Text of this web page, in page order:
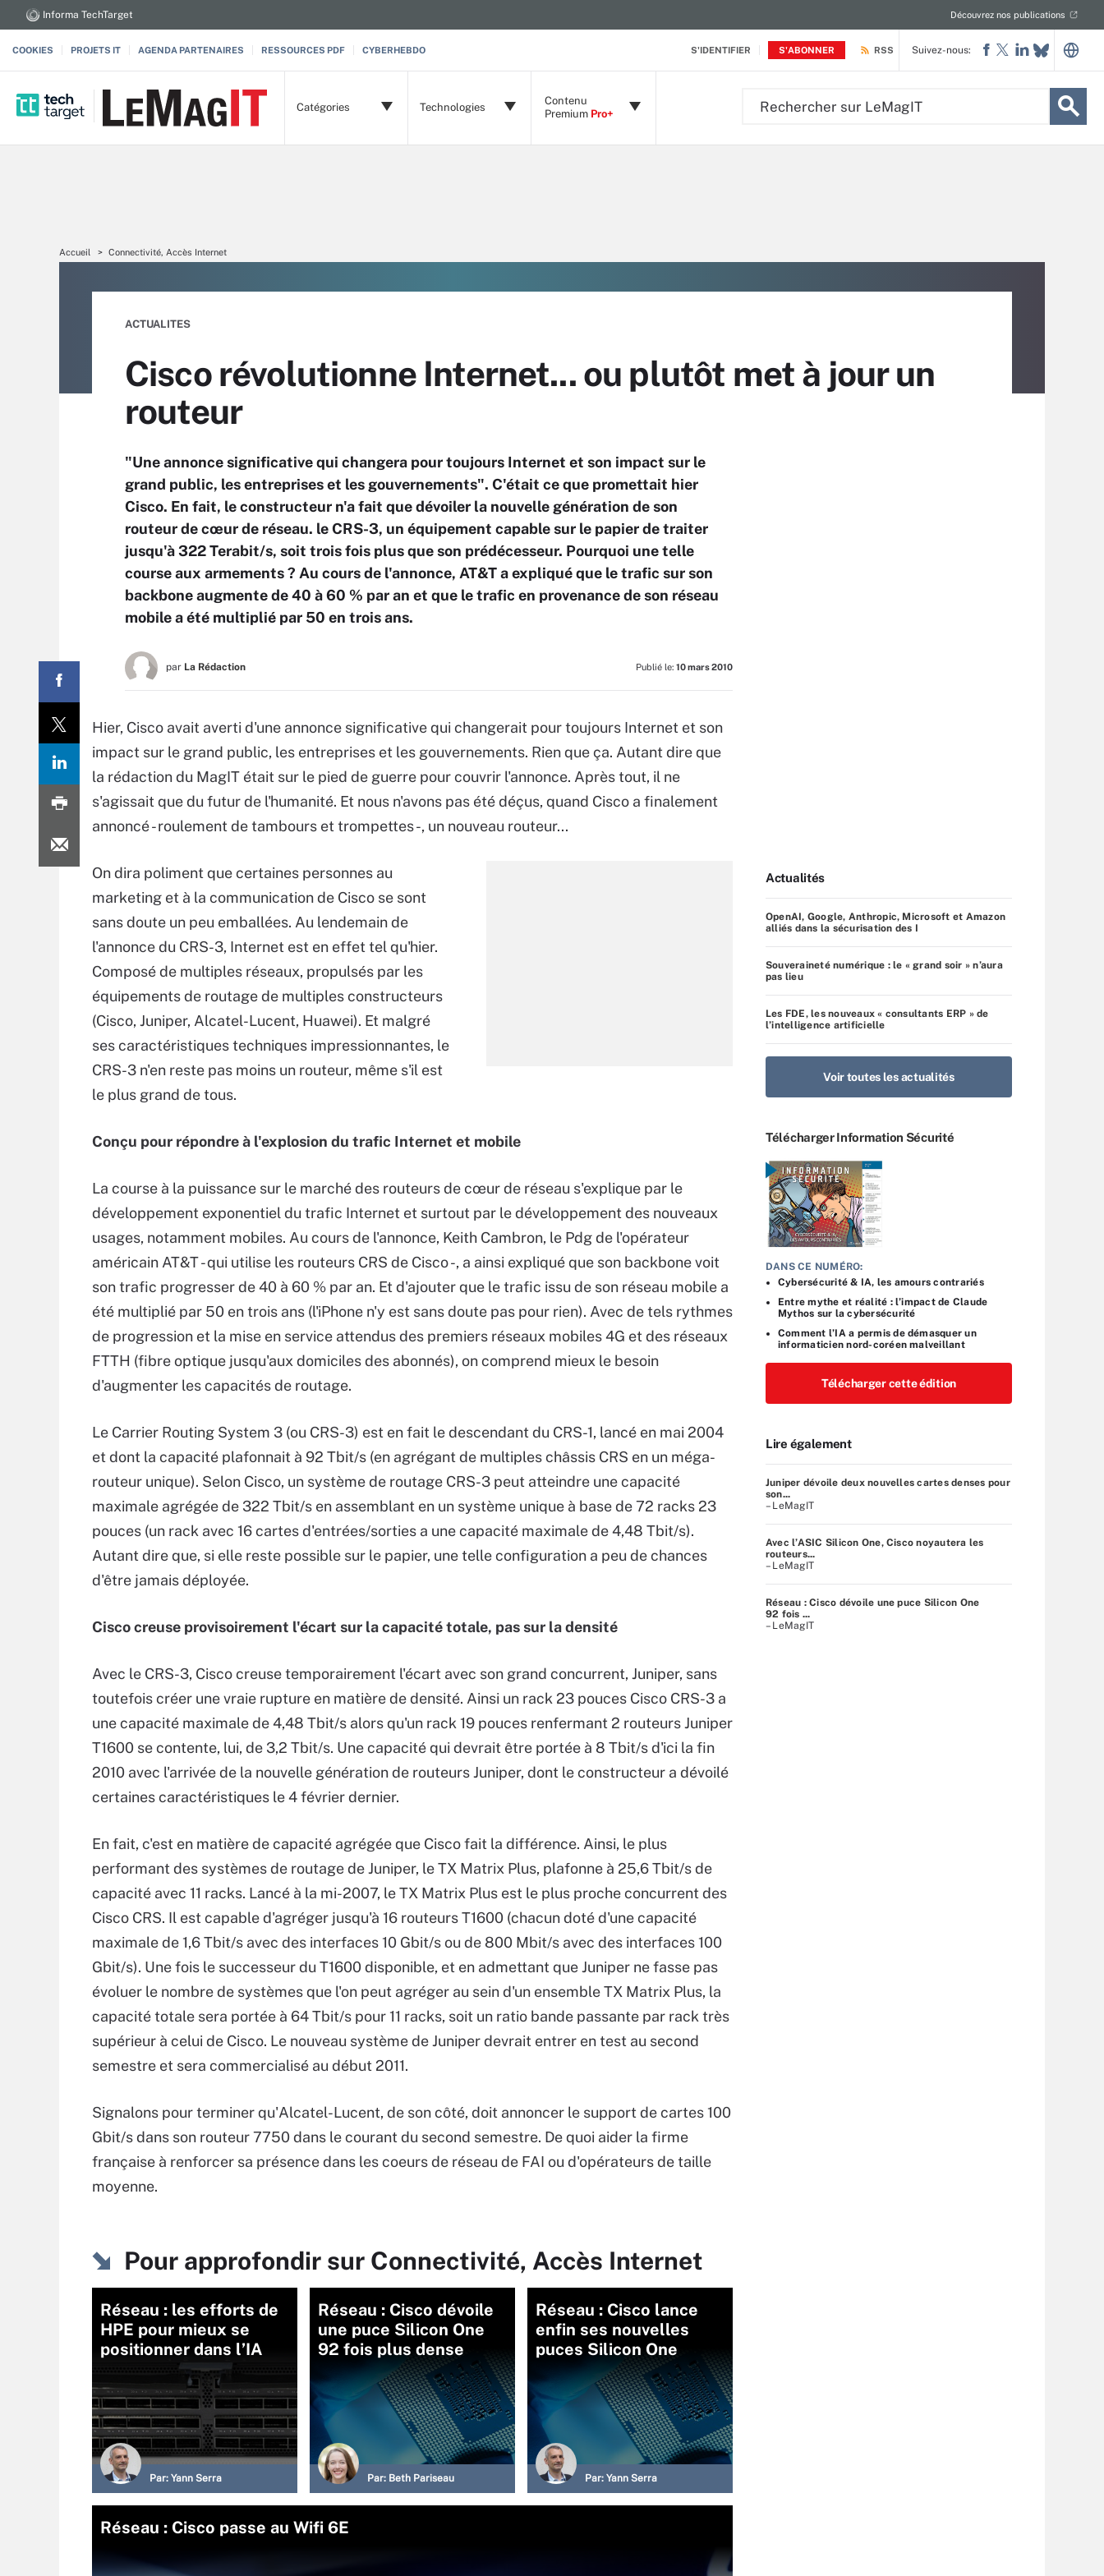
S'IDENTIFIER S'ABONNER
Informa TechTarget Découvrez nos publications
COOKIES PROJETS IT AGENDA PARTENAIRES RESSOURCES PDF CYBERHEBDO RSS
Catégories Technologies
Contenu
Premium Pro+
Suivez-nous:
Accueil Connectivité, Accès Internet
ACTUALITES
Cisco révolutionne Internet... ou plutôt met à jour un
routeur
"Une annonce significative qui changera pour toujours Internet et son impact sur le
grand public, les entreprises et les gouvernements". C'était ce que promettait hier
Cisco. En fait, le constructeur n'a fait que dévoiler la nouvelle génération de son
routeur de cœur de réseau. le CRS-3, un équipement capable sur le papier de traiter
jusqu'à 322 Terabit/s, soit trois fois plus que son prédécesseur. Pourquoi une telle
course aux armements ? Au cours de l'annonce, AT&T a expliqué que le trafic sur son
backbone augmente de 40 à 60 % par an et que le trafic en provenance de son réseau
mobile a été multiplié par 50 en trois ans.
par La Rédaction Publié le: 10 mars 2010
Hier, Cisco avait averti d'une annonce significative qui changerait pour toujours Internet et son
impact sur le grand public, les entreprises et les gouvernements. Rien que ça. Autant dire que
la rédaction du MagIT était sur le pied de guerre pour couvrir l'annonce. Après tout, il ne
s'agissait que du futur de l'humanité. Et nous n'avons pas été déçus, quand Cisco a finalement
annoncé - roulement de tambours et trompettes -, un nouveau routeur...
On dira poliment que certaines personnes au
marketing et à la communication de Cisco se sont
sans doute un peu emballées. Au lendemain de
l'annonce du CRS-3, Internet est en effet tel qu'hier.
Composé de multiples réseaux, propulsés par les
équipements de routage de multiples constructeurs
(Cisco, Juniper, Alcatel-Lucent, Huawei). Et malgré
ses caractéristiques techniques impressionnantes, le
CRS-3 n'en reste pas moins un routeur, même s'il est
le plus grand de tous.
Conçu pour répondre à l'explosion du trafic Internet et mobile
La course à la puissance sur le marché des routeurs de cœur de réseau s'explique par le
développement exponentiel du trafic Internet et surtout par le développement des nouveaux
usages, notamment mobiles. Au cours de l'annonce, Keith Cambron, le Pdg de l'opérateur
américain AT&T - qui utilise les routeurs CRS de Cisco -, a ainsi expliqué que son backbone voit
son trafic progresser de 40 à 60 % par an. Et d'ajouter que le trafic issu de son réseau mobile a
été multiplié par 50 en trois ans (l'iPhone n'y est sans doute pas pour rien). Avec de tels rythmes
de progression et la mise en service attendus des premiers réseaux mobiles 4G et des réseaux
FTTH (fibre optique jusqu'aux domiciles des abonnés), on comprend mieux le besoin
d'augmenter les capacités de routage.
Le Carrier Routing System 3 (ou CRS-3) est en fait le descendant du CRS-1, lancé en mai 2004
et dont la capacité plafonnait à 92 Tbit/s (en agrégant de multiples châssis CRS en un méga-
routeur unique). Selon Cisco, un système de routage CRS-3 peut atteindre une capacité
maximale agrégée de 322 Tbit/s en assemblant en un système unique à base de 72 racks 23
pouces (un rack avec 16 cartes d'entrées/sorties a une capacité maximale de 4,48 Tbit/s).
Autant dire que, si elle reste possible sur le papier, une telle configuration a peu de chances
d'être jamais déployée.
Cisco creuse provisoirement l'écart sur la capacité totale, pas sur la densité
Avec le CRS-3, Cisco creuse temporairement l'écart avec son grand concurrent, Juniper, sans
toutefois créer une vraie rupture en matière de densité. Ainsi un rack 23 pouces Cisco CRS-3 a
une capacité maximale de 4,48 Tbit/s alors qu'un rack 19 pouces renfermant 2 routeurs Juniper
T1600 se contente, lui, de 3,2 Tbit/s. Une capacité qui devrait être portée à 8 Tbit/s d'ici la fin
2010 avec l'arrivée de la nouvelle génération de routeurs Juniper, dont le constructeur a dévoilé
certaines caractéristiques le 4 février dernier.
En fait, c'est en matière de capacité agrégée que Cisco fait la différence. Ainsi, le plus
performant des systèmes de routage de Juniper, le TX Matrix Plus, plafonne à 25,6 Tbit/s de
capacité avec 11 racks. Lancé à la mi-2007, le TX Matrix Plus est le plus proche concurrent des
Cisco CRS. Il est capable d'agréger jusqu'à 16 routeurs T1600 (chacun doté d'une capacité
maximale de 1,6 Tbit/s avec des interfaces 10 Gbit/s ou de 800 Mbit/s avec des interfaces 100
Gbit/s). Une fois le successeur du T1600 disponible, et en admettant que Juniper ne fasse pas
évoluer le nombre de systèmes que l'on peut agréger au sein d'un ensemble TX Matrix Plus, la
capacité totale sera portée à 64 Tbit/s pour 11 racks, soit un ratio bande passante par rack très
supérieur à celui de Cisco. Le nouveau système de Juniper devrait entrer en test au second
semestre et sera commercialisé au début 2011.
Signalons pour terminer qu'Alcatel-Lucent, de son côté, doit annoncer le support de cartes 100
Gbit/s dans son routeur 7750 dans le courant du second semestre. De quoi aider la firme
française à renforcer sa présence dans les coeurs de réseau de FAI ou d'opérateurs de taille
moyenne.
Pour approfondir sur Connectivité, Accès Internet
Réseau : les efforts de
HPE pour mieux se
positionner dans l’IA
Par: Yann Serra
Réseau : Cisco dévoile
une puce Silicon One
92 fois plus dense
Par: Beth Pariseau
Réseau : Cisco lance
enfin ses nouvelles
puces Silicon One
Par: Yann Serra
Réseau : Cisco passe au Wifi 6E
Actualités
OpenAI, Google, Anthropic, Microsoft et Amazon
alliés dans la sécurisation des I
Souveraineté numérique : le « grand soir » n’aura
pas lieu
Les FDE, les nouveaux « consultants ERP » de
l’intelligence artificielle
Voir toutes les actualités
Télécharger Information Sécurité
DANS CE NUMÉRO:
Cybersécurité & IA, les amours contrariés
Entre mythe et réalité : l’impact de Claude
Mythos sur la cybersécurité
Comment l’IA a permis de démasquer un
informaticien nord-coréen malveillant
Télécharger cette édition
Lire également
Juniper dévoile deux nouvelles cartes denses pour
son...
– LeMagIT
Avec l’ASIC Silicon One, Cisco noyautera les
routeurs...
– LeMagIT
Réseau : Cisco dévoile une puce Silicon One
92 fois ...
– LeMagIT